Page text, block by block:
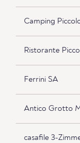
Camping
Ristorante
Ferrini SA
Antico Grotto
casafile 3-